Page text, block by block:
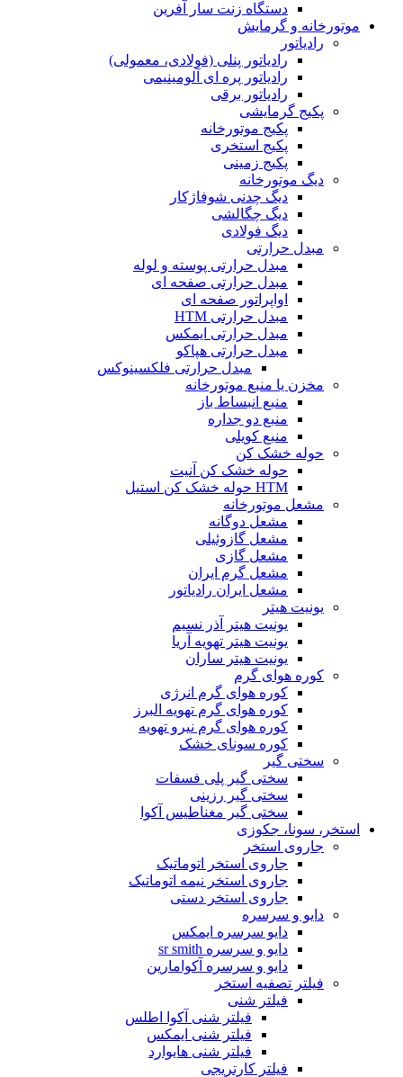
دستگاه زنت سار آفرین
موتورخانه و گرمایش
رادیاتور
رادیاتور پنلی (فولادی، معمولی)
رادیاتور پره ای آلومینیمی
رادیاتور برقی
پکیج گرمایشی
پکیج موتورخانه
پکیج استخری
پکیج زمینی
دیگ موتورخانه
دیگ چدنی شوفاژکار
دیگ چگالشی
دیگ فولادی
مبدل حرارتی
مبدل حرارتی پوسته و لوله
مبدل حرارتی صفحه ای
اواپراتور صفحه ای
مبدل حرارتی HTM
مبدل حرارتی ایمکس
مبدل حرارتی هپاکو
مبدل حرارتی فلکسینوکس
مخزن یا منبع موتورخانه
منبع انبساط باز
منبع دو جداره
منبع کویلی
حوله خشک کن
حوله خشک کن آنیت
HTM حوله خشک کن استیل
مشعل موتورخانه
مشعل دوگانه
مشعل گازوئیلی
مشعل گازی
مشعل گرم ایران
مشعل ایران رادیاتور
یونیت هیتر
یونیت هیتر آذر نسیم
یونیت هیتر تهویه آریا
یونیت هیتر ساران
کوره هوای گرم
کوره هوای گرم انرژی
کوره هوای گرم تهویه البرز
کوره هوای گرم نیرو تهویه
کوره سونای خشک
سختی گیر
سختی گیر پلی فسفات
سختی گیر رزینی
سختی گیر مغناطیس آکوا
استخر، سونا، جکوزی
جاروی استخر
جاروی استخر اتوماتیک
جاروی استخر نیمه اتوماتیک
جاروی استخر دستی
دایو و سرسره
دایو سرسره ایمکس
دایو و سرسره sr smith
دایو و سرسره آکوامارین
فیلتر تصفیه استخر
فیلتر شنی
فیلتر شنی آکوا اطلس
فیلتر شنی ایمکس
فیلتر شنی هایوارد
فیلتر کارتریجی